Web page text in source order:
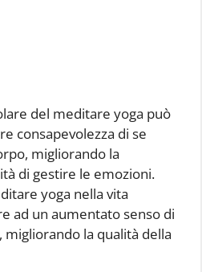
del meditare yoga può
consapevolezza di se
migliorando la
di gestire le emozioni.
yoga nella vita
ad un aumentato senso di
la qualità della